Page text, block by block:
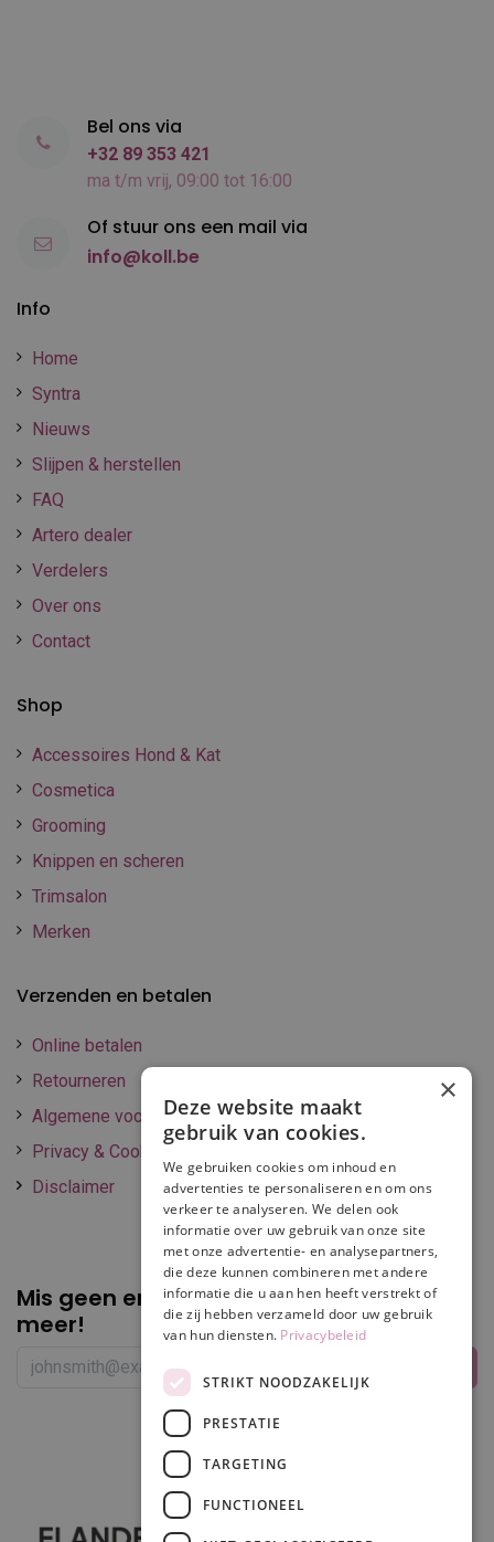
Info
Home
Syntra
Nieuws
Slijpen & herstellen
FAQ
Artero dealer
Verdelers
Over ons
Contact
Shop
Accessoires Hond & Kat
Cosmetica
Grooming
Knippen en scheren
Trimsalon
Merken
Verzenden en betalen
Online betalen
Retourneren
Algemene voorwaarden
Privacy & Cookie policy
Disclaimer
Mis geen enkelepromotie of korting
meer!
Bel ons via
+32 89 353 421
ma t/m vrij, 09:00 tot 16:00
Of stuur ons een mail via
info@koll.be
×
Deze website maakt
gebruik van cookies.
We gebruiken cookies om inhoud en
advertenties te personaliseren en om ons
verkeer te analyseren. We delen ook
informatie over uw gebruik van onze site
met onze advertentie- en analysepartners,
die deze kunnen combineren met andere
informatie die u aan hen heeft verstrekt of
die zij hebben verzameld door uw gebruik
van hun diensten. Privacybeleid
STRIKT NOODZAKELIJK
PRESTATIE
TARGETING
FUNCTIONEEL